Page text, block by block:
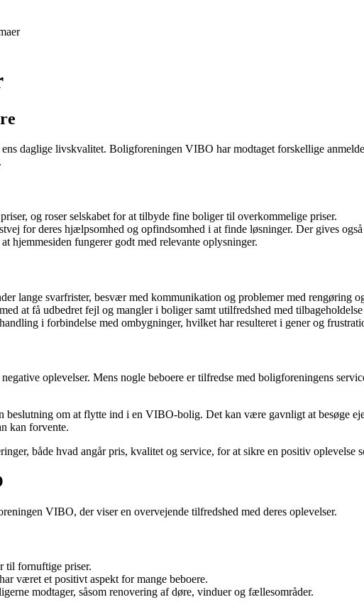
daglige livskvalitet. Boligforeningen VIBO har modtaget forskellige
og roser selskabet for at tilbyde fine boliger til overkommelige priser.
for deres hjælpsomhed og opfindsomhed i at finde løsninger. Der gives også
hjemmesiden fungerer godt med relevante oplysninger.
lange svarfrister, besvær med kommunikation og problemer med rengøring
at få udbedret fejl og mangler i boliger samt utilfredshed med
i forbindelse med ombygninger, hvilket har resulteret i gener og
oplevelser. Mens nogle beboere er tilfredse med boligforeningens
om at flytte ind i en VIBO-bolig. Det kan være gavnligt at besøge
kan forvente.
både hvad angår pris, kvalitet og service, for at sikre en positiv oplevelse
VIBO, der viser en overvejende tilfredshed med deres oplevelser.
til fornuftige priser.
været et positivt aspekt for mange beboere.
modtager, såsom renovering af døre, vinduer og fællesområder.